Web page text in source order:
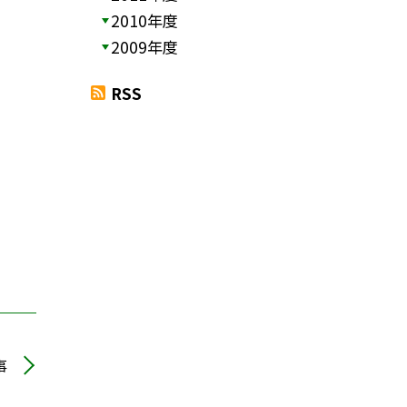
2010年度
2009年度
RSS